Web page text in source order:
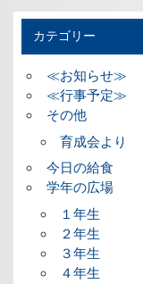
カテゴリー
≪お知らせ≫
≪行事予定≫
その他
育成会より
今日の給食
学年の広場
１年生
２年生
３年生
４年生